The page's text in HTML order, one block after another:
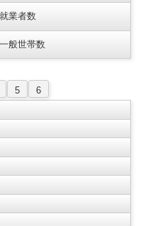
業者数
般世帯数
5
6